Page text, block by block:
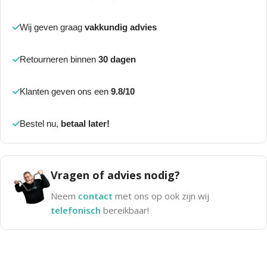
Wij geven graag vakkundig advies
Retourneren binnen 30 dagen
Klanten geven ons een 9.8/10
Bestel nu, betaal later!
Vragen of advies nodig?
Neem contact met ons op ook zijn wij
telefonisch bereikbaar!